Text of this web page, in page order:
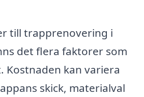
till trapprenovering i
det flera faktorer som
Kostnaden kan variera
skick, materialval